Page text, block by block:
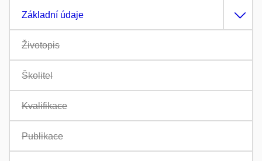
Základní údaje
Životopis
Školitel
Kvalifikace
Publikace